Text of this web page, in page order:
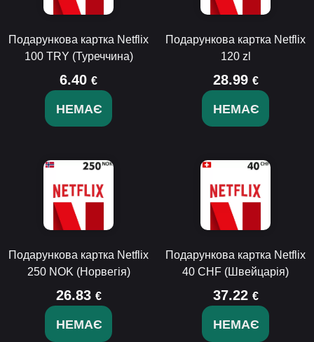
Подарункова картка Netflix
100 TRY (Туреччина)
6.40 €
НЕМАЄ
Подарункова картка Netflix
120 zl
28.99 €
НЕМАЄ
Подарункова картка Netflix
250 NOK (Норвегія)
26.83 €
НЕМАЄ
Подарункова картка Netflix
40 CHF (Швейцарія)
37.22 €
НЕМАЄ